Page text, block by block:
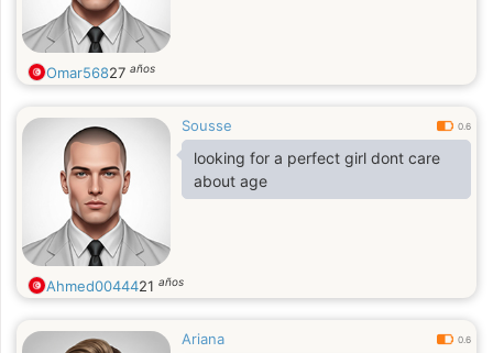
Omar56827 años
Sousse 0.6
looking for a perfect girl dont care
about age
Ahmed0044421 años
Ariana 0.6